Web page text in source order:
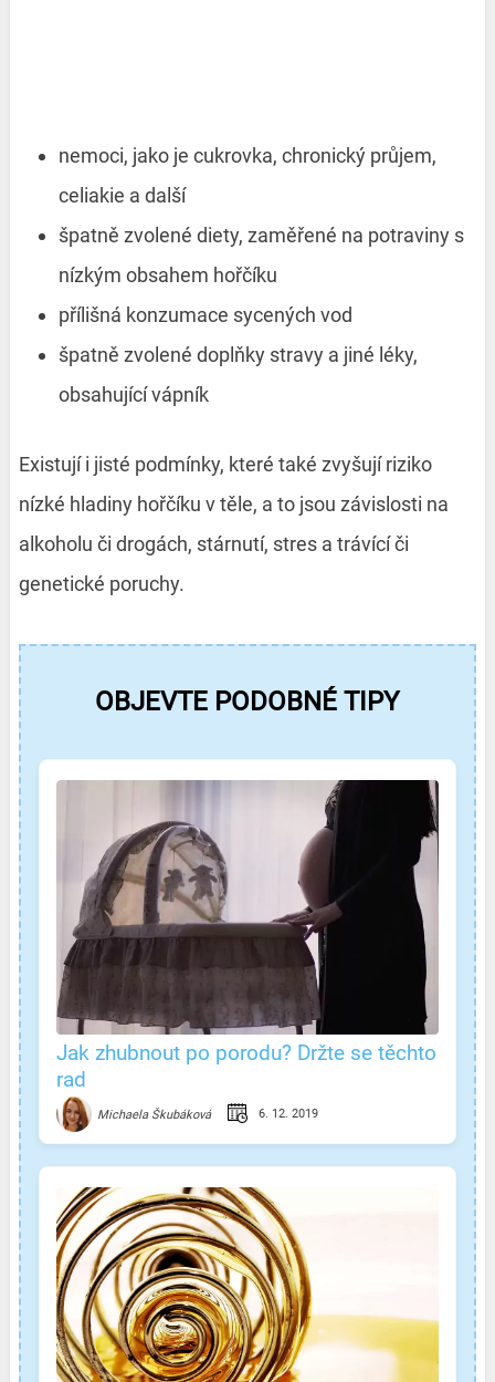
nemoci, jako je cukrovka, chronický průjem,
celiakie a další
špatně zvolené diety, zaměřené na potraviny s
nízkým obsahem hořčíku
přílišná konzumace sycených vod
špatně zvolené doplňky stravy a jiné léky,
obsahující vápník
Existují i jisté podmínky, které také zvyšují riziko
nízké hladiny hořčíku v těle, a to jsou závislosti na
alkoholu či drogách, stárnutí, stres a trávící či
genetické poruchy.
OBJEVTE PODOBNÉ TIPY
Jak zhubnout po porodu? Držte se těchto
rad
Michaela Škubáková 6. 12. 2019